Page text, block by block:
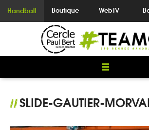
Handball Boutique WebTV
//SLIDE-GAUTIER-